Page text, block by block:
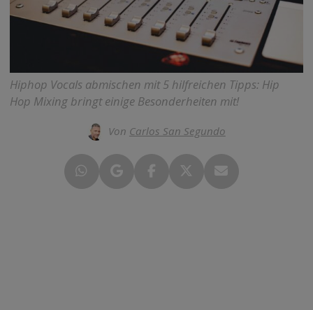
Hiphop Vocals abmischen mit 5 hilfreichen Tipps: Hip
Hop Mixing bringt einige Besonderheiten mit!
Von Carlos San Segundo